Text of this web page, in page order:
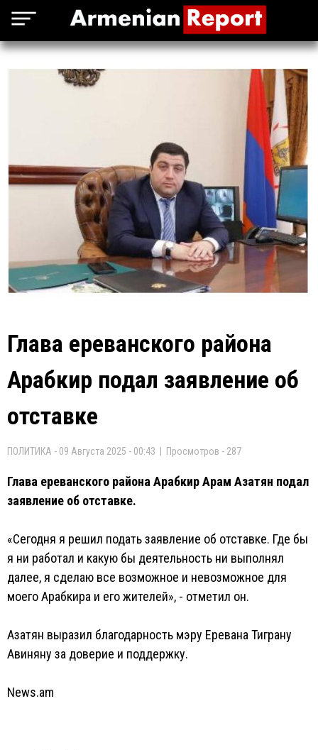
Глава ереванского района
Арабкир подал заявление об
отставке
ПОЛИТИКА - 09 Августа 2025 - 00:43 | Просмотров - 287
Глава ереванского района Арабкир Арам Азатян подал
заявление об отставке.
«Сегодня я решил подать заявление об отставке. Где бы
я ни работал и какую бы деятельность ни выполнял
далее, я сделаю все возможное и невозможное для
моего Арабкира и его жителей», - отметил он.
Азатян выразил благодарность мэру Еревана Тиграну
Авиняну за доверие и поддержку.
News.am